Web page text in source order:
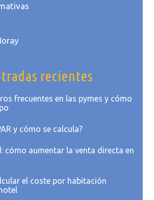
recientes
frecuentes en las pymes y cómo
y cómo se calcula?
cómo aumentar la venta directa en
el coste por habitación